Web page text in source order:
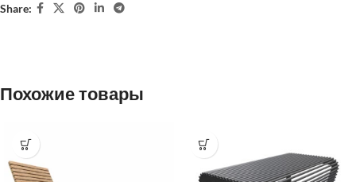
Share:
Похожие товары